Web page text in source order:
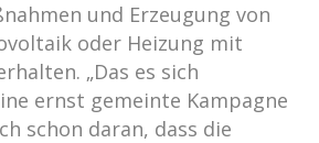
und Erzeugung von
oder Heizung mit
„Das es sich
ernst gemeinte Kampagne
schon daran, dass die